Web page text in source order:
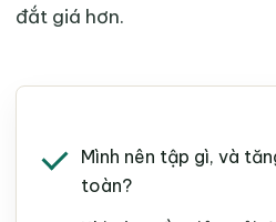
đắt giá hơn.
Mình nên tập gì, và
toàn?